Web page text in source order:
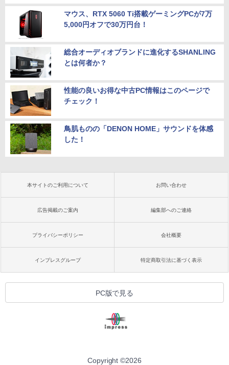
マウス、RTX 5060 Ti搭載ゲーミングPCが7万
5,000円オフで30万円台！
総合オーディオブランドに進化するSHANLING
とは何者か？
性能の良いお得な中古PC情報はこのページで
チェック！
鳥肌ものの「DENON HOME」サウンドを体感
した！
本サイトのご利用について お問い合わせ
広告掲載のご案内 編集部へのご連絡
プライバシーポリシー 会社概要
インプレスグループ 特定商取引法に基づく表示
PC版で見る
Copyright ©2026